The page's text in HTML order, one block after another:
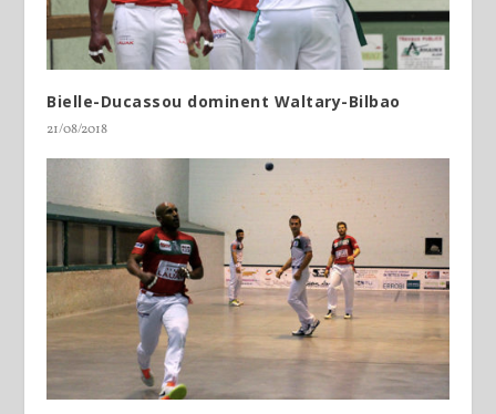
Bielle-Ducassou dominent Waltary-Bilbao
21/08/2018